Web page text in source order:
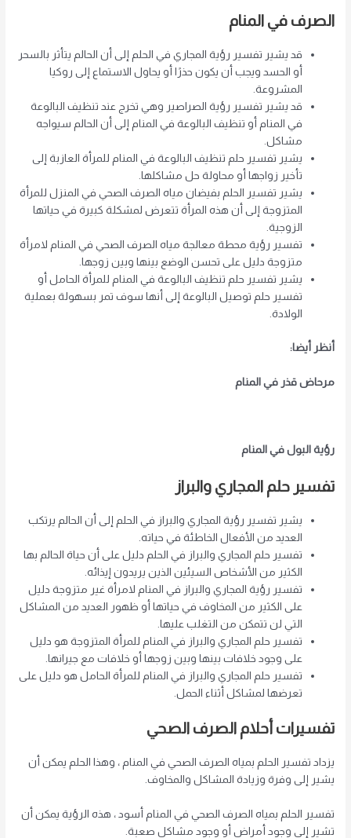
الصرف في المنام
قد يشير تفسير رؤية المجاري في الحلم إلى أن الحالم يتأثر بالسحر
أو الحسد ويجب أن يكون حذرًا أو يحاول الاستماع إلى روكيا
المشروعة.
قد يشير تفسير رؤية الصراصير وهي تخرج عند تنظيف البالوعة
في المنام أو تنظيف البالوعة في المنام إلى أن الحالم سيواجه
مشاكل.
يشير تفسير حلم تنظيف البالوعة في المنام للمرأة العازبة إلى
تأخير زواجها أو محاولة حل مشاكلها.
يشير تفسير الحلم بفيضان مياه الصرف الصحي في المنزل للمرأة
المتزوجة إلى أن هذه المرأة تتعرض لمشكلة كبيرة في حياتها
الزوجية.
تفسير رؤية محطة معالجة مياه الصرف الصحي في المنام لامرأة
متزوجة دليل على تحسن الوضع بينها وبين زوجها.
يشير تفسير حلم تنظيف البالوعة في المنام للمرأة الحامل أو
تفسير حلم توصيل البالوعة إلى أنها سوف تمر بسهولة بعملية
الولادة.
أنظر أيضا:
مرحاض قذر في المنام
رؤية البول في المنام
تفسير حلم المجاري والبراز
يشير تفسير رؤية المجاري والبراز في الحلم إلى أن الحالم يرتكب
العديد من الأفعال الخاطئة في حياته.
تفسير حلم المجاري والبراز في الحلم دليل على أن حياة الحالم بها
الكثير من الأشخاص السيئين الذين يريدون إيذائه.
تفسير رؤية المجاري والبراز في المنام لامرأة غير متزوجة دليل
على الكثير من المخاوف في حياتها أو ظهور العديد من المشاكل
التي لن تتمكن من التغلب عليها.
تفسير حلم المجاري والبراز في المنام للمرأة المتزوجة هو دليل
على وجود خلافات بينها وبين زوجها أو خلافات مع جيرانها.
تفسير حلم المجاري والبراز في المنام للمرأة الحامل هو دليل على
تعرضها لمشاكل أثناء الحمل.
تفسيرات أحلام الصرف الصحي
يزداد تفسير الحلم بمياه الصرف الصحي في المنام ، وهذا الحلم يمكن أن
يشير إلى وفرة وزيادة المشاكل والمخاوف.
تفسير الحلم بمياه الصرف الصحي في المنام أسود ، هذه الرؤية يمكن أن
تشير إلى وجود أمراض أو وجود مشاكل صعبة.